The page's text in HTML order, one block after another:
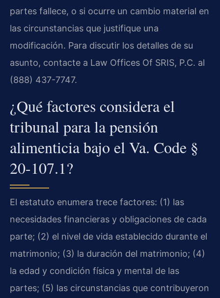
partes fallece, o si ocurre un cambio material en
las circunstancias que justifique una
modificación. Para discutir los detalles de su
asunto, contacte a Law Offices Of SRIS, P.C. al
(888) 437-7747.
¿Qué factores considera el
tribunal para la pensión
alimenticia bajo el Va. Code §
20-107.1?
El estatuto enumera trece factores: (1) las
necesidades financieras y obligaciones de cada
parte; (2) el nivel de vida establecido durante el
matrimonio; (3) la duración del matrimonio; (4)
la edad y condición física y mental de las
partes; (5) las circunstancias que contribuyeron